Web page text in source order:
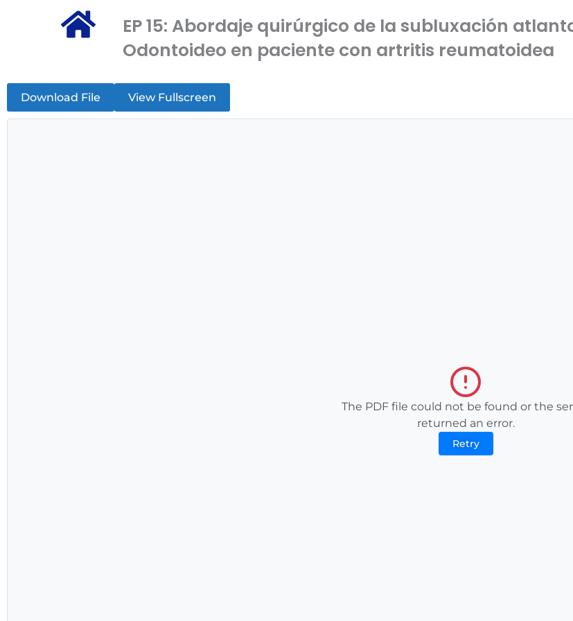
EP 15: Abordaje quirúrgico de la subluxación
Odontoideo en paciente con artritis reumatoidea
Download File View Fullscreen
The PDF file could not be found or the
returned an error.
Retry